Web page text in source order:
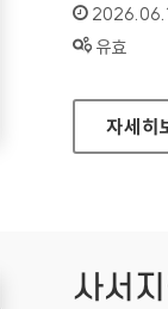
인증기간 :
상태 :
유효
휴·폐
자세히
사서